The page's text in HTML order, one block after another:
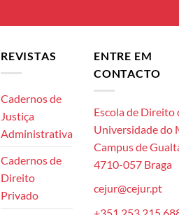
REVISTAS
Cadernos de
Justiça
Administrativa
Cadernos de
Direito
Privado
ENTRE EM
CONTACTO
Escola de Direito
Universidade do
Campus de
4710-057 Braga
cejur@cejur.pt